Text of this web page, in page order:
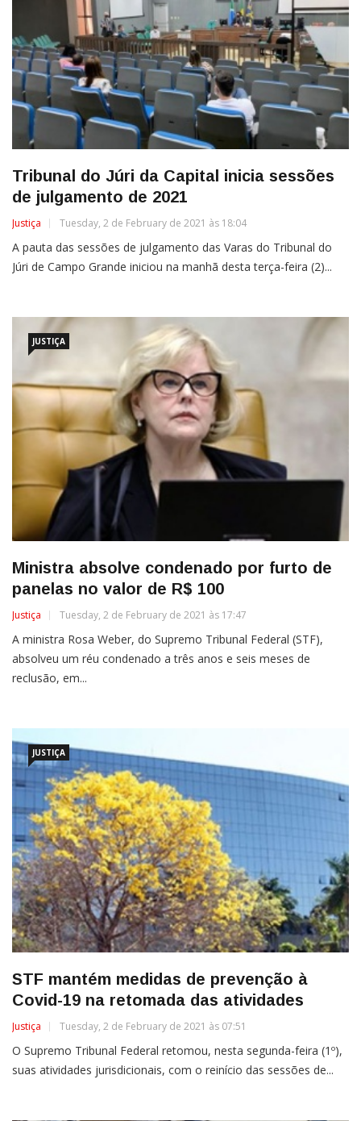
Tribunal do Júri da Capital inicia sessões
de julgamento de 2021
Justiça Tuesday, 2 de February de 2021 às 18:04
A pauta das sessões de julgamento das Varas do Tribunal do
Júri de Campo Grande iniciou na manhã desta terça-feira (2)...
JUSTIÇA
Ministra absolve condenado por furto de
panelas no valor de R$ 100
Justiça Tuesday, 2 de February de 2021 às 17:47
A ministra Rosa Weber, do Supremo Tribunal Federal (STF),
absolveu um réu condenado a três anos e seis meses de
reclusão, em...
JUSTIÇA
STF mantém medidas de prevenção à
Covid-19 na retomada das atividades
Justiça Tuesday, 2 de February de 2021 às 07:51
O Supremo Tribunal Federal retomou, nesta segunda-feira (1º),
suas atividades jurisdicionais, com o reinício das sessões de...